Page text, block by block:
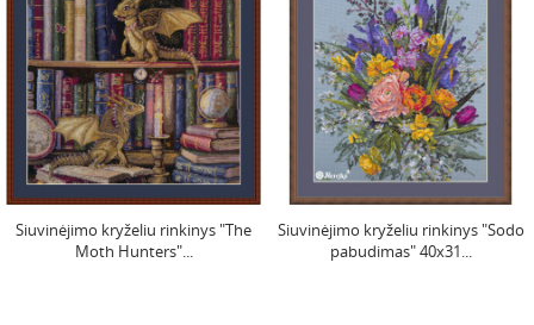
Siuvinėjimo kryželiu rinkinys "The
Moth Hunters"...
Siuvinėjimo kryželiu rinkinys "Sodo
pabudimas" 40х31...